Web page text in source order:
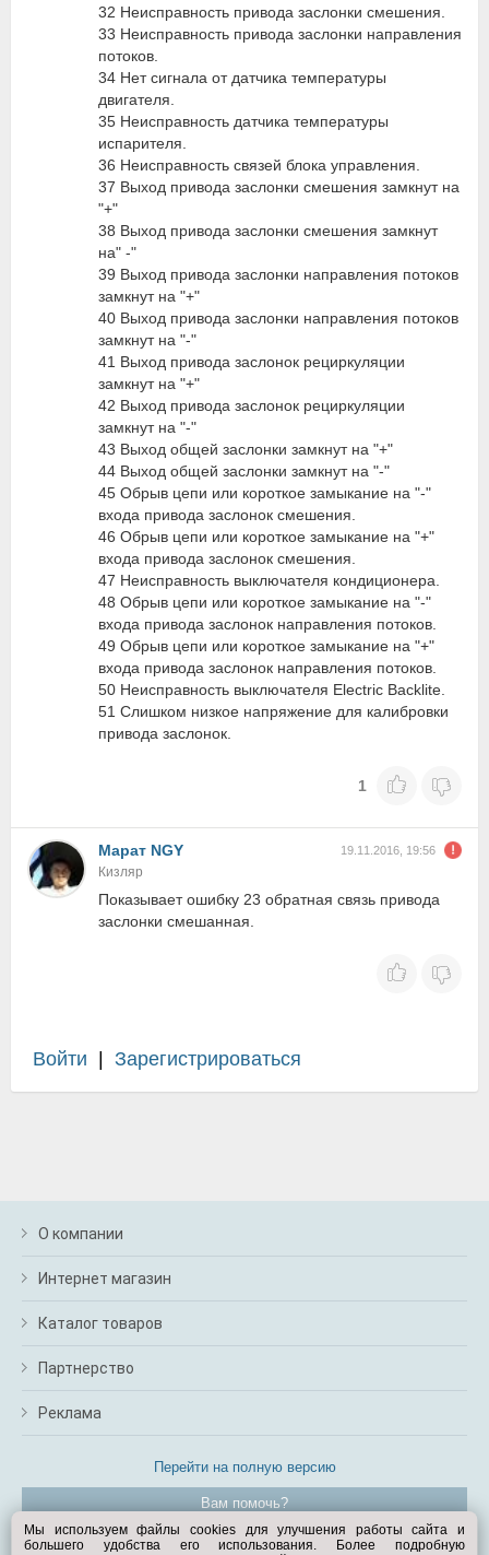
32 Неисправность привода заслонки смешения.
33 Неисправность привода заслонки направления
потоков.
34 Нет сигнала от датчика температуры
двигателя.
35 Неисправность датчика температуры
испарителя.
36 Неисправность связей блока управления.
37 Выход привода заслонки смешения замкнут на
"+"
38 Выход привода заслонки смешения замкнут
на" -"
39 Выход привода заслонки направления потоков
замкнут на "+"
40 Выход привода заслонки направления потоков
замкнут на "-"
41 Выход привода заслонок рециркуляции
замкнут на "+"
42 Выход привода заслонок рециркуляции
замкнут на "-"
43 Выход общей заслонки замкнут на "+"
44 Выход общей заслонки замкнут на "-"
45 Обрыв цепи или короткое замыкание на "-"
входа привода заслонок смешения.
46 Обрыв цепи или короткое замыкание на "+"
входа привода заслонок смешения.
47 Неисправность выключателя кондиционера.
48 Обрыв цепи или короткое замыкание на "-"
входа привода заслонок направления потоков.
49 Обрыв цепи или короткое замыкание на "+"
входа привода заслонок направления потоков.
50 Неисправность выключателя Electric Backlite.
51 Слишком низкое напряжение для калибровки
привода заслонок.
1
Марат NGY 19.11.2016, 19:56
Кизляр
Показывает ошибку 23 обратная связь привода
заслонки смешанная.
Войти Зарегистрироваться
О компании
Интернет магазин
Каталог товаров
Партнерство
Реклама
Перейти на полную версию
Вам помочь?
© Exist.ru 1998—2026
Мы используем файлы cookies для улучшения работы сайта и
большего удобства его использования. Более подробную